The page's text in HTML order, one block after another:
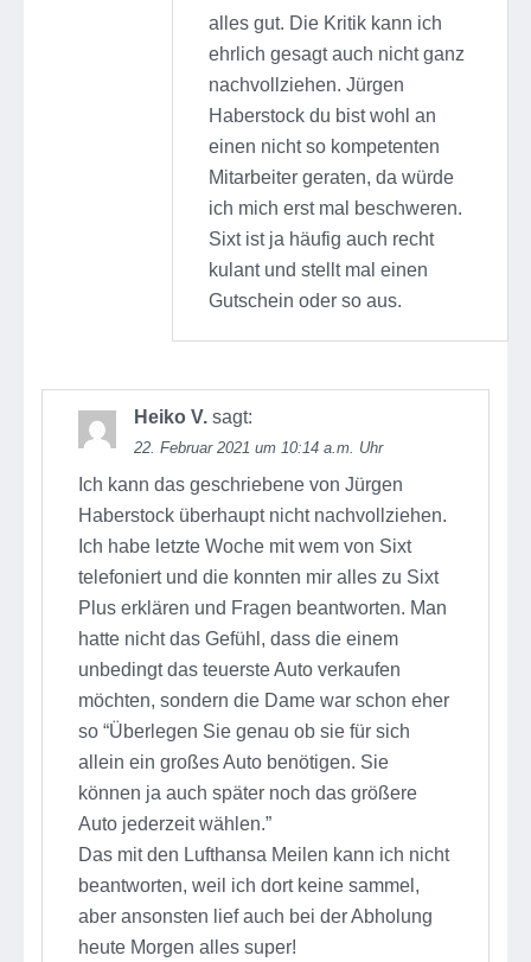
alles gut. Die Kritik kann ich
ehrlich gesagt auch nicht ganz
nachvollziehen. Jürgen
Haberstock du bist wohl an
einen nicht so kompetenten
Mitarbeiter geraten, da würde
ich mich erst mal beschweren.
Sixt ist ja häufig auch recht
kulant und stellt mal einen
Gutschein oder so aus.
Heiko V. sagt:
22. Februar 2021 um 10:14 a.m. Uhr
Ich kann das geschriebene von Jürgen
Haberstock überhaupt nicht nachvollziehen.
Ich habe letzte Woche mit wem von Sixt
telefoniert und die konnten mir alles zu Sixt
Plus erklären und Fragen beantworten. Man
hatte nicht das Gefühl, dass die einem
unbedingt das teuerste Auto verkaufen
möchten, sondern die Dame war schon eher
so “Überlegen Sie genau ob sie für sich
allein ein großes Auto benötigen. Sie
können ja auch später noch das größere
Auto jederzeit wählen.”
Das mit den Lufthansa Meilen kann ich nicht
beantworten, weil ich dort keine sammel,
aber ansonsten lief auch bei der Abholung
heute Morgen alles super!